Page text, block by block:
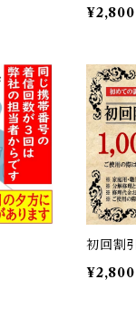
¥2,800
初回割
¥2,800